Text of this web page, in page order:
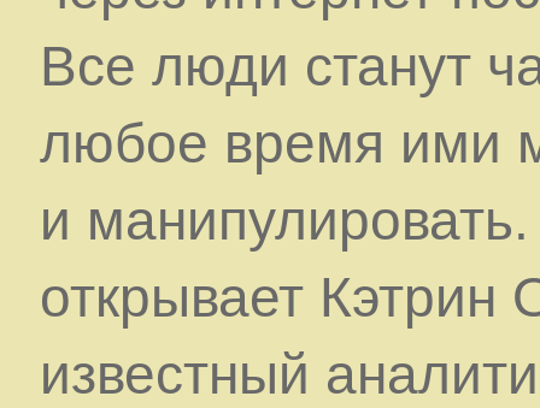
Все люди станут
любое время ими
и
открывает Кэтрин
известный